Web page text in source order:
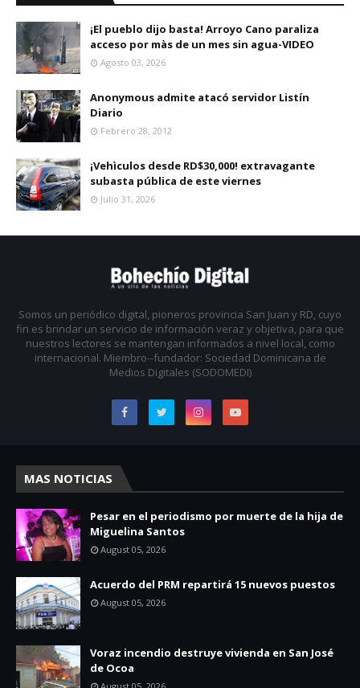
¡El pueblo dijo basta! Arroyo Cano paraliza
acceso por màs de un mes sin agua-VIDEO
Agosto 03, 2026
Anonymous admite atacó servidor Listín
Diario
Febrero 28, 2012
¡Vehìculos desde RD$30,000! extravagante
subasta pública de este viernes
Julio 31, 2026
Somos un periódico digital, pioneros provincia San Juan y RD, cuyo
fin es brindar un servicio de información veraz y objetiva, para que
nuestros lectores se mantengan informados a nivel local, como
internacional. Miembro--fundador: Sociedad Dominicana de
Medios Digitales (SODOMEDI)
MAS NOTICIAS
Pesar en el periodismo por muerte de la hija de
Miguelina Santos
August 05, 2026
Acuerdo del PRM repartirá 15 nuevos puestos
August 05, 2026
Voraz incendio destruye vivienda en San José
de Ocoa